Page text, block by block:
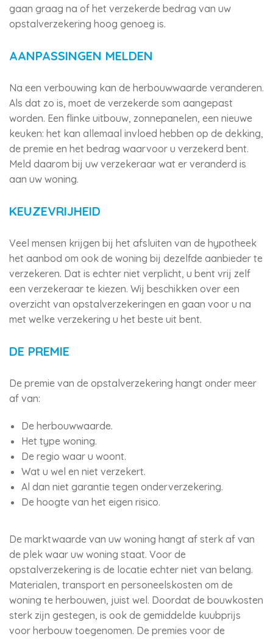
gaan graag na of het verzekerde bedrag van uw
opstalverzekering hoog genoeg is.
AANPASSINGEN MELDEN
Na een verbouwing kan de herbouwwaarde veranderen.
Als dat zo is, moet de verzekerde som aangepast
worden. Een flinke uitbouw, zonnepanelen, een nieuwe
keuken: het kan allemaal invloed hebben op de dekking,
de premie en het bedrag waarvoor u verzekerd bent.
Meld daarom bij uw verzekeraar wat er veranderd is
aan uw woning.
KEUZEVRIJHEID
Veel mensen krijgen bij het afsluiten van de hypotheek
het aanbod om ook de woning bij dezelfde aanbieder te
verzekeren. Dat is echter niet verplicht, u bent vrij zelf
een verzekeraar te kiezen. Wij beschikken over een
overzicht van opstalverzekeringen en gaan voor u na
met welke verzekering u het beste uit bent.
DE PREMIE
De premie van de opstalverzekering hangt onder meer
af van:
De herbouwwaarde.
Het type woning.
De regio waar u woont.
Wat u wel en niet verzekert.
Al dan niet garantie tegen onderverzekering.
De hoogte van het eigen risico.
De marktwaarde van uw woning hangt af sterk af van
de plek waar uw woning staat. Voor de
opstalverzekering is de locatie echter niet van belang.
Materialen, transport en personeelskosten om de
woning te herbouwen, juist wel. Doordat de bouwkosten
sterk zijn gestegen, is ook de gemiddelde kuubprijs
voor herbouw toegenomen. De premies voor de